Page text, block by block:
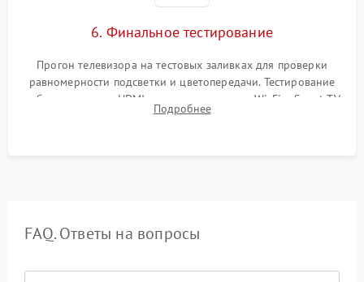
6. Финальное тестирование
Прогон телевизора на тестовых заливках для проверки
равномерности подсветки и цветопередачи. Тестирование
работы разъемов HDMI, динамиков, модуля Wi-Fi и Smart TV
в рабочем режиме в течение нескольких часов.
Подробнее
FAQ. Ответы на вопросы